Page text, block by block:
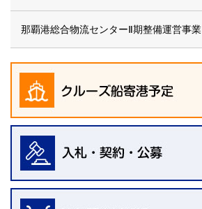
那覇港総合物流センターⅡ期整備運営事業